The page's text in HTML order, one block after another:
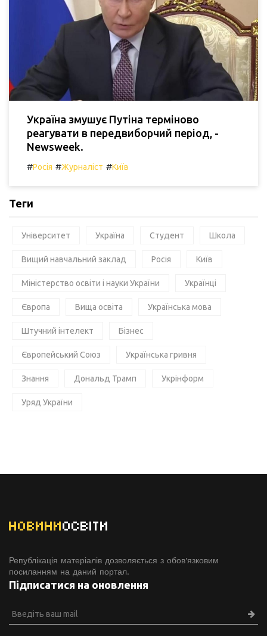
Україна змушує Путіна терміново
реагувати в передвиборчий період, -
Newsweek.
#Росія #Журналіст #Київ
Теги
Університет Україна Студент Школа
Вищий навчальний заклад Росія Київ
Міністерство освіти і науки України Українці
Європа Вища освіта Українська мова
Штучний інтелект Бізнес
Європейський Союз Українська гривня
Знання Дональд Трамп Укрінформ
Уряд України
НОВИНИОСВІТИ
Републікація матеріалів дозволяється з обов'язковим
посиланням на даний портал.
Підписатися на оновлення